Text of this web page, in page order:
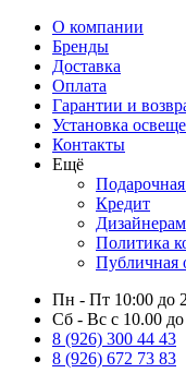
О компании
Бренды
Доставка
Оплата
Гарантии и
Установка
Контакты
Ещё
Подарочная
Кредит
Дизайнерам
Политика
Публичная
Пн - Пт 10:00 до
Сб - Вс с 10.00
8 (926) 300 44 43
8 (926) 672 73 83